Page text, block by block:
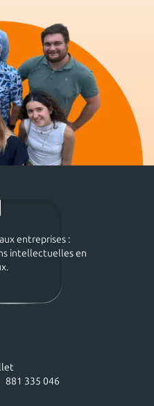
entreprises :
intellectuelles en
881 335 046